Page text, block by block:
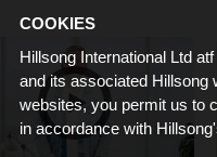
COOKIES
Hillsong International Ltd
and its associated Hillsong
websites, you permit us to
in accordance with